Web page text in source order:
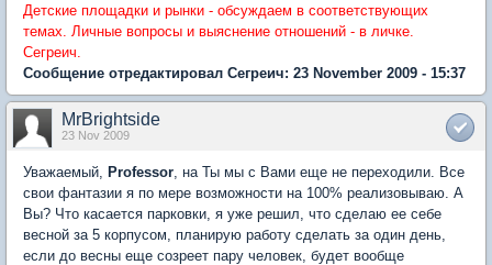
Детские площадки и рынки - обсуждаем в соответствующих
темах. Личные вопросы и выяснение отношений - в личке.
Сегреич.
Сообщение отредактировал Сегреич: 23 November 2009 - 15:37
MrBrightside
23 Nov 2009
Уважаемый, Professor , на Ты мы с Вами еще не переходили. Все
свои фантазии я по мере возможности на 100% реализовываю. А
Вы? Что касается парковки, я уже решил, что сделаю ее себе
весной за 5 корпусом, планирую работу сделать за один день,
если до весны еще созреет пару человек, будет вообще